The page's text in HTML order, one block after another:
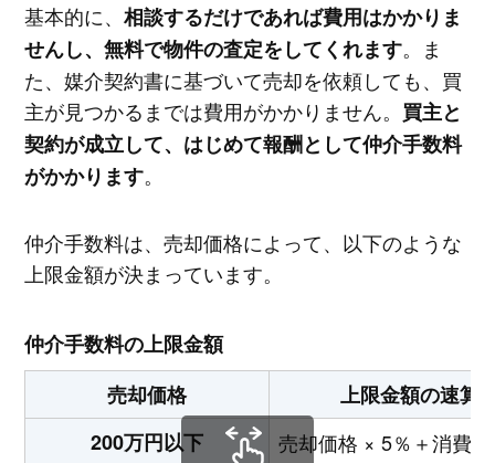
基本的に、 相談するだけであれば費用はかかりま
せんし、無料で物件の査定をしてくれます。ま
た、媒介契約書に基づいて売却を依頼しても、買
主が見つかるまでは費用がかかりません。 買主と
契約が成立して、はじめて報酬として仲介手数料
がかかります。
仲介手数料は、売却価格によって、以下のような
上限金額が決まっています。
仲介手数料の上限金額
売却価格
上限金額の速算
200万円以下
売却価格 × 5％＋消費税